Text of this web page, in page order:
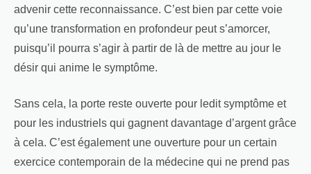
advenir cette reconnaissance. C’est bien par cette voie
qu’une transformation en profondeur peut s’amorcer,
puisqu’il pourra s’agir à partir de là de mettre au jour le
désir qui anime le symptôme.
Sans cela, la porte reste ouverte pour ledit symptôme et
pour les industriels qui gagnent davantage d’argent grâce
à cela. C’est également une ouverture pour un certain
exercice contemporain de la médecine qui ne prend pas